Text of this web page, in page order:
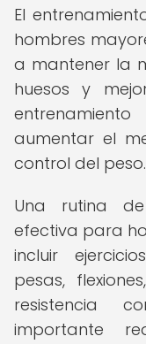
El
hombres
a mantener la
huesos y
aumentar el
control del peso.
Una rutina
efectiva para
incluir
pesas,
resistencia
importante